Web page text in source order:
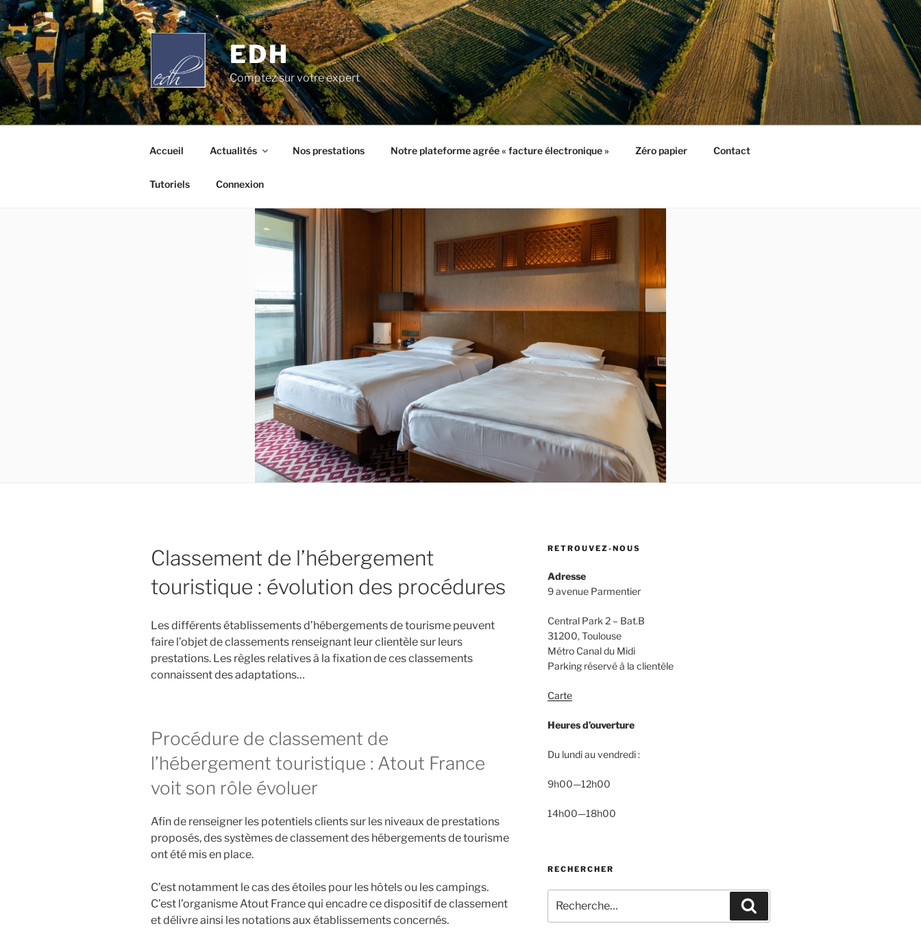
Aller
au
contenu
principal
EDH
Comptez sur votre expert
Accueil Actualités Nos prestations Notre plateforme agrée « facture électronique » Zéro papier Contact
Tutoriels Connexion
Classement de l’hébergement
touristique : évolution des procédures
Les différents établissements d’hébergements de tourisme peuvent
faire l’objet de classements renseignant leur clientèle sur leurs
prestations. Les règles relatives à la fixation de ces classements
connaissent des adaptations…
Procédure de classement de
l’hébergement touristique : Atout France
voit son rôle évoluer
Afin de renseigner les potentiels clients sur les niveaux de prestations
proposés, des systèmes de classement des hébergements de tourisme
ont été mis en place.
C’est notamment le cas des étoiles pour les hôtels ou les campings.
C’est l’organisme Atout France qui encadre ce dispositif de classement
et délivre ainsi les notations aux établissements concernés.
RETROUVEZ-NOUS
Adresse
9 avenue Parmentier
Central Park 2 – Bat.B
31200, Toulouse
Métro Canal du Midi
Parking réservé à la clientèle
Carte
Heures d’ouverture
Du lundi au vendredi :
9h00—12h00
14h00—18h00
RECHERCHER
pour
: